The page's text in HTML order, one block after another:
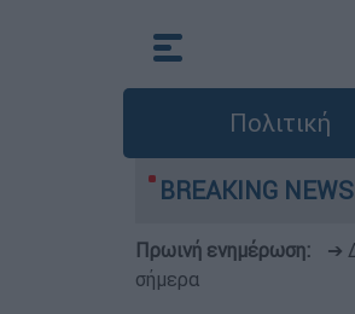
Πολιτική
BREAKING
στο Αιγαίο
Πρωινή ενημέρωση: ➔
σήμερα